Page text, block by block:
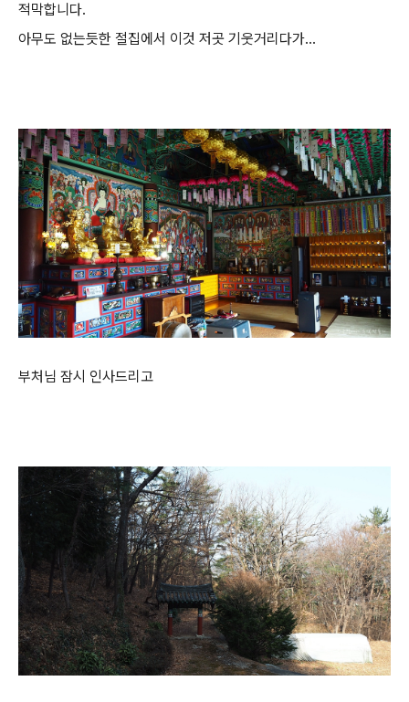
적막합니다.
아무도 없는듯한 절집에서 이것 저곳 기웃거리다가...
부처님 잠시 인사드리고